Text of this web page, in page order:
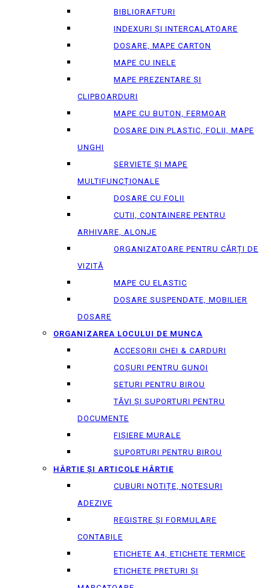
BIBLIORAFTURI
INDEXURI ȘI INTERCALATOARE
DOSARE, MAPE CARTON
MAPE CU INELE
MAPE PREZENTARE ȘI
CLIPBOARDURI
MAPE CU BUTON, FERMOAR
DOSARE DIN PLASTIC, FOLII, MAPE
UNGHI
SERVIETE ȘI MAPE
MULTIFUNCȚIONALE
DOSARE CU FOLII
CUTII, CONTAINERE PENTRU
ARHIVARE, ALONJE
ORGANIZATOARE PENTRU CĂRȚI DE
VIZITĂ
MAPE CU ELASTIC
DOSARE SUSPENDATE, MOBILIER
DOSARE
ORGANIZAREA LOCULUI DE MUNCA
ACCESORII CHEI & СARDURI
COȘURI PENTRU GUNOI
SETURI PENTRU BIROU
TĂVI ȘI SUPORTURI PENTRU
DOCUMENTE
FIȘIERE MURALE
SUPORTURI PENTRU BIROU
HÂRTIE ȘI ARTICOLE HÂRTIE
CUBURI NOTIȚE, NOTESURI
ADEZIVE
REGISTRE ȘI FORMULARE
CONTABILE
ETICHETE A4, ETICHETE TERMICE
ETICHETE PRETURI ȘI